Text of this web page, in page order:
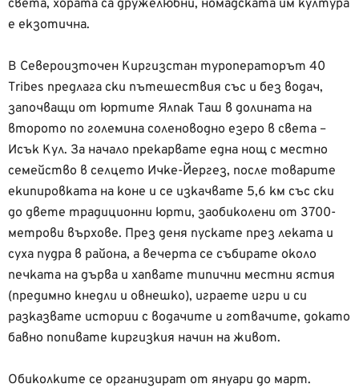
света, хората са дружелюбни, номадската им култура
е екзотична.
В Североизточен Киргизстан туроператорът 40
Tribes предлага ски пътешествия със и без водач,
започващи от юртите Ялпак Таш в долината на
второто по големина соленоводно езеро в света –
Исък Кул. За начало прекарвате една нощ с местно
семейство в селцето Ичке-Йергез, после товарите
екипировката на коне и се изкачвате 5,6 км със ски
до двете традиционни юрти, заобиколени от 3700-
метрови върхове. През деня пускате през леката и
суха пудра в района, а вечерта се събирате около
печката на дърва и хапвате типични местни ястия
(предимно кнедли и овнешко), играете игри и си
разказвате истории с водачите и готвачите, докато
бавно попивате киргизкия начин на живот.
Обиколките се организират от януари до март.